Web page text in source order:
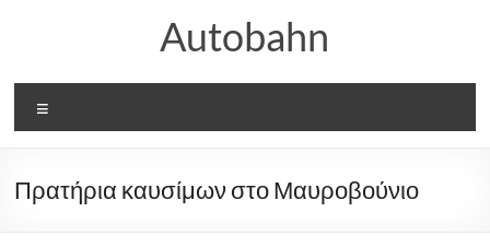
Autobahn
Πρατήρια καυσίμων στο Μαυροβούνιο